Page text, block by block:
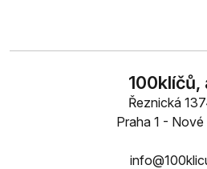
100klíčů,
Řeznická
Praha 1 -